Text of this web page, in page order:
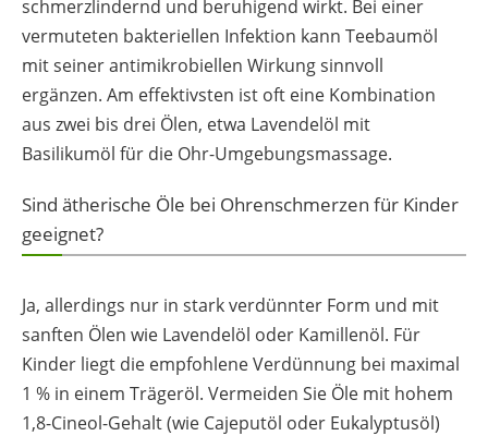
schmerzlindernd und beruhigend wirkt. Bei einer
vermuteten bakteriellen Infektion kann Teebaumöl
mit seiner antimikrobiellen Wirkung sinnvoll
ergänzen. Am effektivsten ist oft eine Kombination
aus zwei bis drei Ölen, etwa Lavendelöl mit
Basilikumöl für die Ohr-Umgebungsmassage.
Sind ätherische Öle bei Ohrenschmerzen für Kinder
geeignet?
Ja, allerdings nur in stark verdünnter Form und mit
sanften Ölen wie Lavendelöl oder Kamillenöl. Für
Kinder liegt die empfohlene Verdünnung bei maximal
1 % in einem Trägeröl. Vermeiden Sie Öle mit hohem
1,8-Cineol-Gehalt (wie Cajeputöl oder Eukalyptusöl)